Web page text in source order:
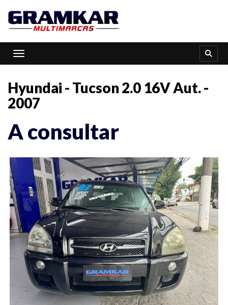
Toggle navigation
Hyundai - Tucson 2.0 16V Aut. -
2007
A consultar